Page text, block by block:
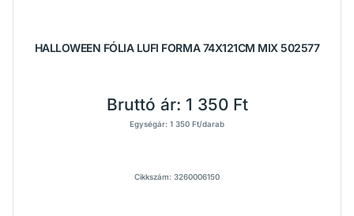
HALLOWEEN FÓLIA LUFI FORMA 74X121CM MIX 502577
Bruttó ár: 1 350 Ft
Egységár: 1 350 Ft/darab
Cikkszám: 3260006150